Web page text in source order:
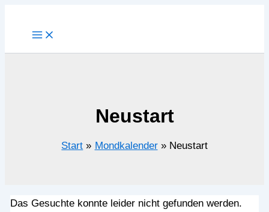
Neustart
Start Mondkalender Neustart
Das Gesuchte konnte leider nicht gefunden werden.